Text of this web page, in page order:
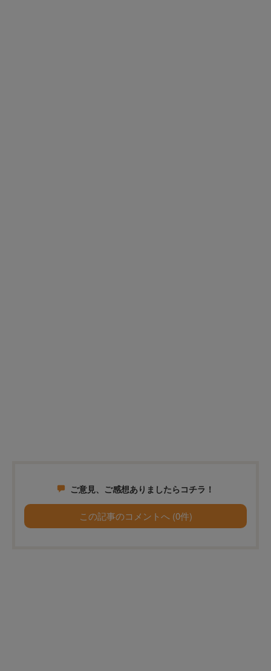
ご意見、ご感想ありましたらコチラ！
この記事のコメントへ (0件)